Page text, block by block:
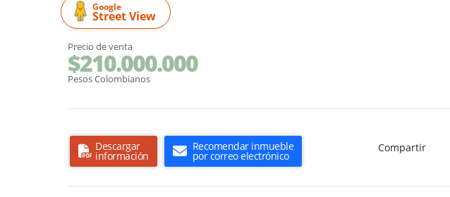
Google
Street View
Precio de venta
$210.000.000
Pesos Colombianos
Descargar
información
Recomendar inmueble
por correo electrónico
Compartir